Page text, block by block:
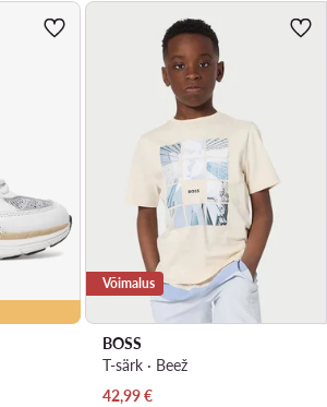
Võimalus
BOSS
T-särk · Beež
Praegune hind
42,99€